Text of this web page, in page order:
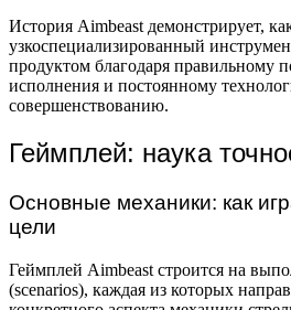
История Aimbeast демонстрирует,
узкоспециализированный
продуктом благодаря правильному
исполнения и постоянному
совершенствованию.
Геймплей: наука
Основные механики: как
цели
Геймплей Aimbeast строится на
(scenarios), каждая из которых